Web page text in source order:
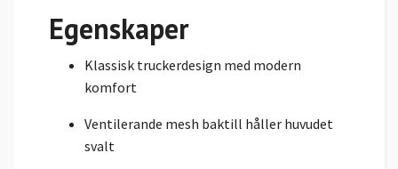
Egenskaper
Klassisk truckerdesign med modern
komfort
Ventilerande mesh baktill håller huvudet
svalt